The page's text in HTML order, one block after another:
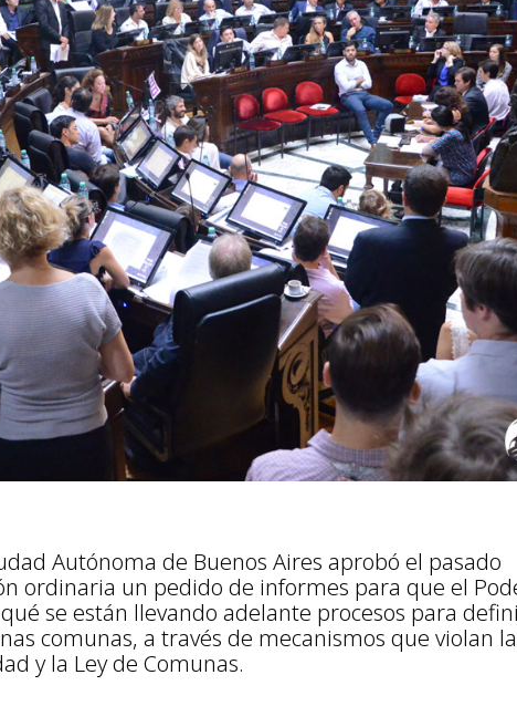
Autónoma de Buenos Aires aprobó el pasado
ordinaria un pedido de informes para que el
se están llevando adelante procesos para
comunas, a través de mecanismos que violan la
y la Ley de Comunas.